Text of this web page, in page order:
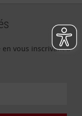
vous inscrivant à